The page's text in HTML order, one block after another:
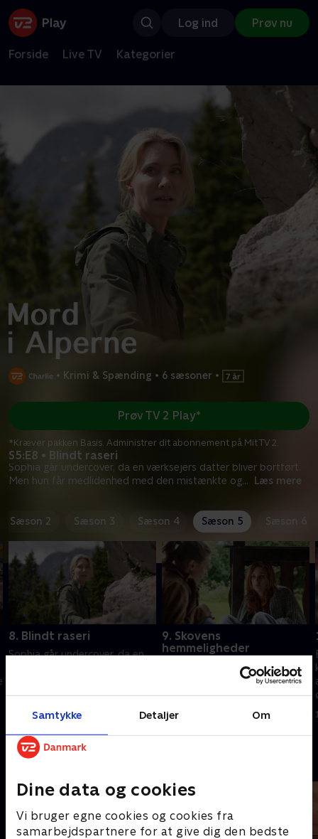
Samtykke Detaljer Om
Dine data og cookies
Vi bruger egne cookies og cookies fra
samarbejdspartnere for at give dig den bedste
Log ind Prøv nu
Forside Live TV Kategorier
• Krimi & Spænding • 6 sæsoner •
S5:E8 • Blindt raseri
Sophia går undercover, da en værksejers datter bliver bortført.
Men hun får medlidenhed med den mistænkte og... Læs mere
Prøv TV 2 Play*
*Kræver pakken Basis. Administrer dit abonnement på Mit TV 2.
Sæson 2 Sæson 3 Sæson 4 Sæson 5 Sæson 6
8. Blindt raseri
Sophia går undercover, da en
medlidenhed med den
med af en uovervejet handling.
10. november 2025 • 48 min
9. Skovens
hemmeligheder
Efter en nat i bjergene er
Luzias kæreste, David,
forsvundet. Hun alarmerer
hendes historie - indtil Davids
lig dukker op i skoven.
Andre så også